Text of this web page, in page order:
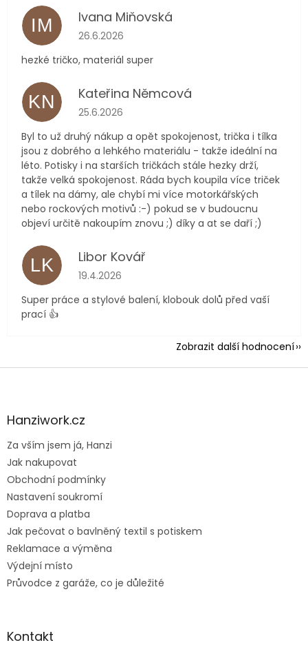
IM Ivana Miňovská
Hodnocení obchodu je 5 z 5 hvězdiček.
26.6.2026
hezké tričko, materiál super
KN Kateřina Němcová
Hodnocení obchodu je 5 z 5 hvězdiček.
25.6.2026
Byl to už druhý nákup a opět spokojenost, trička i tílka
jsou z dobrého a lehkého materiálu - takže ideální na
léto. Potisky i na starších tričkách stále hezky drží,
takže velká spokojenost. Ráda bych koupila více triček
a tílek na dámy, ale chybí mi více motorkářských
nebo rockových motivů :-) pokud se v budoucnu
objeví určitě nakoupím znovu ;) díky a at se daří ;)
LK Libor Kovář
Hodnocení obchodu je 5 z 5 hvězdiček.
19.4.2026
Super práce a stylové balení, klobouk dolů před vaší
prací 👍
Zobrazit další hodnocení
Z
aHanziwork.cz
Za vším jsem já, Hanzi
Jak nakupovat
Obchodní podmínky
Nastavení soukromí
Doprava a platba
Jak pečovat o bavlněný textil s potiskem
Reklamace a výměna
Výdejní místo
Průvodce z garáže, co je důležité
Kontakt